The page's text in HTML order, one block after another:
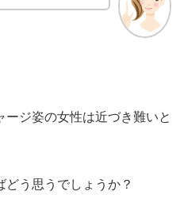
ジ姿の女性は近づき難いと
どう思うでしょうか？